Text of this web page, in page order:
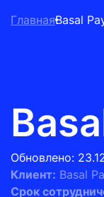
ГлавнаяBasal
Обновлено:
Клиент: Basal
Срок